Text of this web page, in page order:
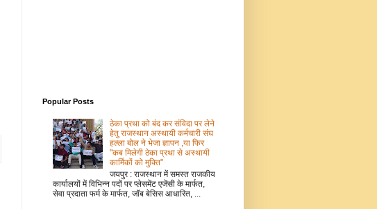
Popular Posts
ठेका प्रथा को बंद कर संविदा पर लेने
हेतु राजस्थान अस्थायी कर्मचारी संघ
हल्ला बोल ने भेजा ज्ञापन ,या फिर
"कब मिलेगी ठेका प्रथा से अस्थायी
कार्मिकों को मुक्ति"
जयपुर : राजस्थान में समस्त राजकीय
कार्यालयों में विभिन्न पदों पर प्लेसमेंट एजेंसी के मार्फत,
सेवा प्रदाता फर्म के मार्फत, जॉब बेसिस आधारित, ...